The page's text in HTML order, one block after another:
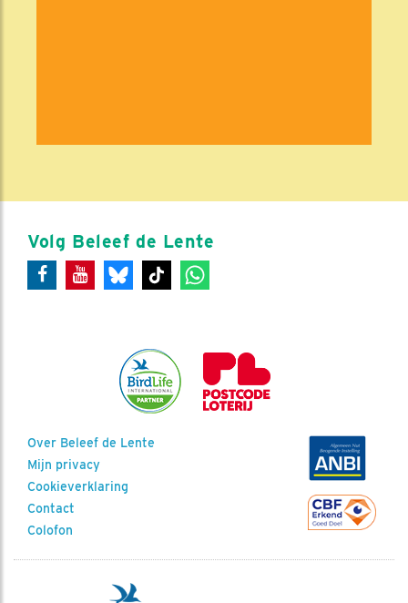
Volg Beleef de Lente
Over Beleef de Lente
Mijn privacy
Cookieverklaring
Contact
Colofon